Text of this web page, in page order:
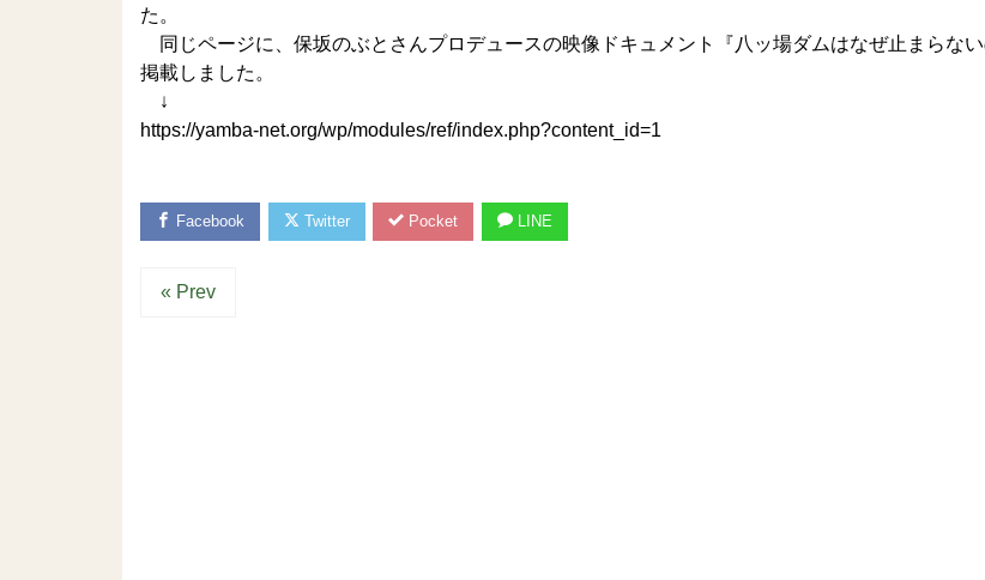
た。
同じページに、保坂のぶとさんプロデュースの映像ドキュメント『八ッ場ダムはなぜ止まらな
掲載しました。
↓
https://yamba-net.org/wp/modules/ref/index.php?content_id=1
Facebook Twitter Pocket LINE
« Prev